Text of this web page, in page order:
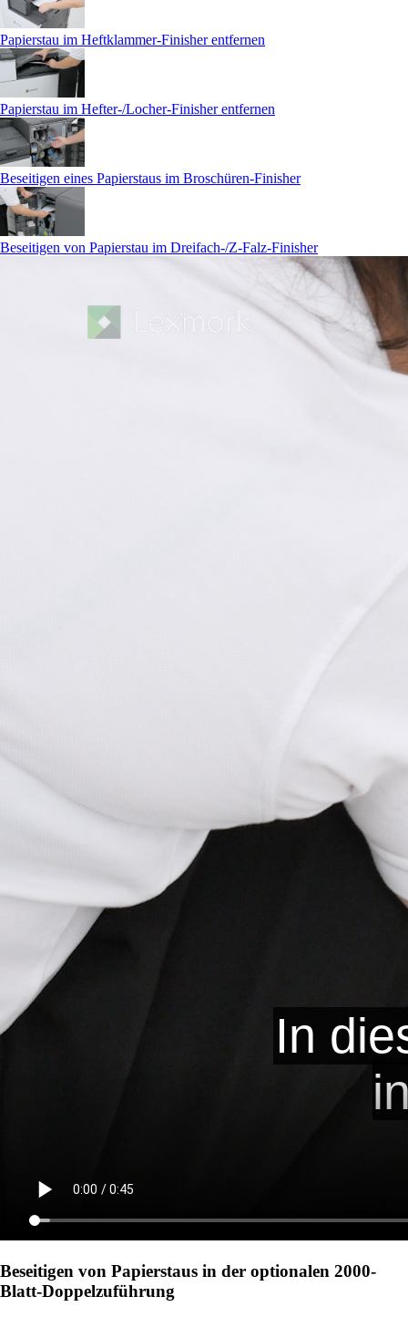
Papierstau im Heftklammer-Finisher entfernen
Papierstau im Hefter-/Locher-Finisher entfernen
Beseitigen eines Papierstaus im Broschüren-Finisher
Beseitigen von Papierstau im Dreifach-/Z-Falz-Finisher
Beseitigen von Papierstaus in der optionalen 2000-
Blatt-Doppelzuführung